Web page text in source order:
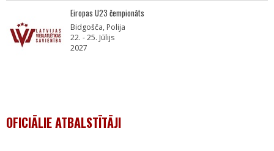
Eiropas U23 čempionāts
Bidgošča, Polija
22. - 25. Jūlijs
2027
OFICIĀLIE ATBALSTĪTĀJI